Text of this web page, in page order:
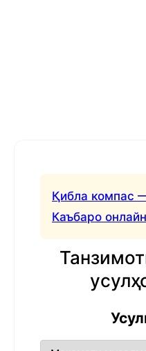
Қибла компас
Каъбаро